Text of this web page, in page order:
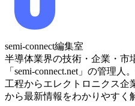
semi-connect編集室
半導体業界の技術・企業・市
「semi-connect.net」の管理
工程からエレクトロニクス企
から最新情報をわかりやすく